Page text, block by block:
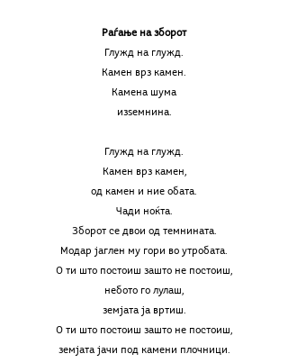
Раѓање на зборот
Глужд на глужд.
Камен врз камен.
Камена шума
изѕемнина.
Глужд на глужд.
Камен врз камен,
од камен и ние обата.
Чади ноќта.
Зборот се двои од темнината.
Модар јаглен му гори во утробата.
О ти што постоиш зашто не постоиш,
небото го лулаш,
земјата ја вртиш.
О ти што постоиш зашто не постоиш,
земјата јачи под камени плочници.